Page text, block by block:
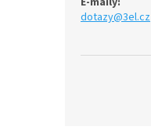
dotazy@3el.cz